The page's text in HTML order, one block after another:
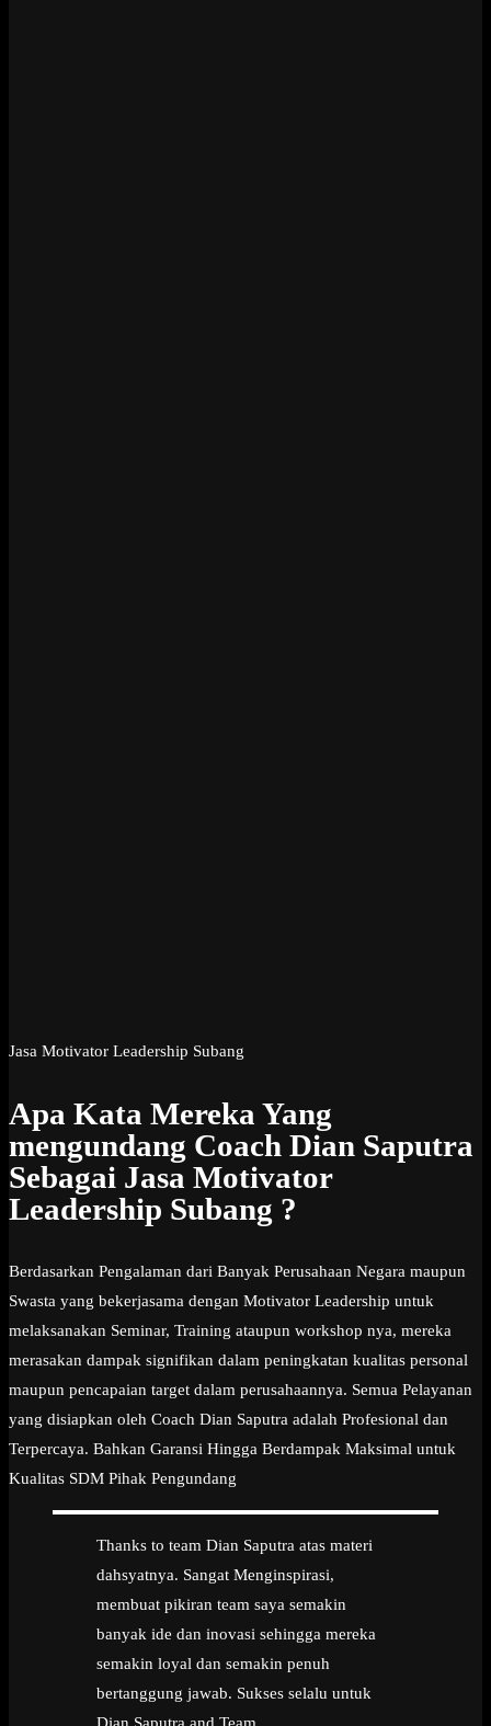
Jasa Motivator Leadership Subang
Apa Kata Mereka Yang
mengundang Coach Dian Saputra
Sebagai Jasa Motivator
Leadership Subang ?
Berdasarkan Pengalaman dari Banyak Perusahaan Negara maupun
Swasta yang bekerjasama dengan Motivator Leadership untuk
melaksanakan Seminar, Training ataupun workshop nya, mereka
merasakan dampak signifikan dalam peningkatan kualitas personal
maupun pencapaian target dalam perusahaannya. Semua Pelayanan
yang disiapkan oleh Coach Dian Saputra adalah Profesional dan
Terpercaya. Bahkan Garansi Hingga Berdampak Maksimal untuk
Kualitas SDM Pihak Pengundang
Thanks to team Dian Saputra atas materi
dahsyatnya. Sangat Menginspirasi,
membuat pikiran team saya semakin
banyak ide dan inovasi sehingga mereka
semakin loyal dan semakin penuh
bertanggung jawab. Sukses selalu untuk